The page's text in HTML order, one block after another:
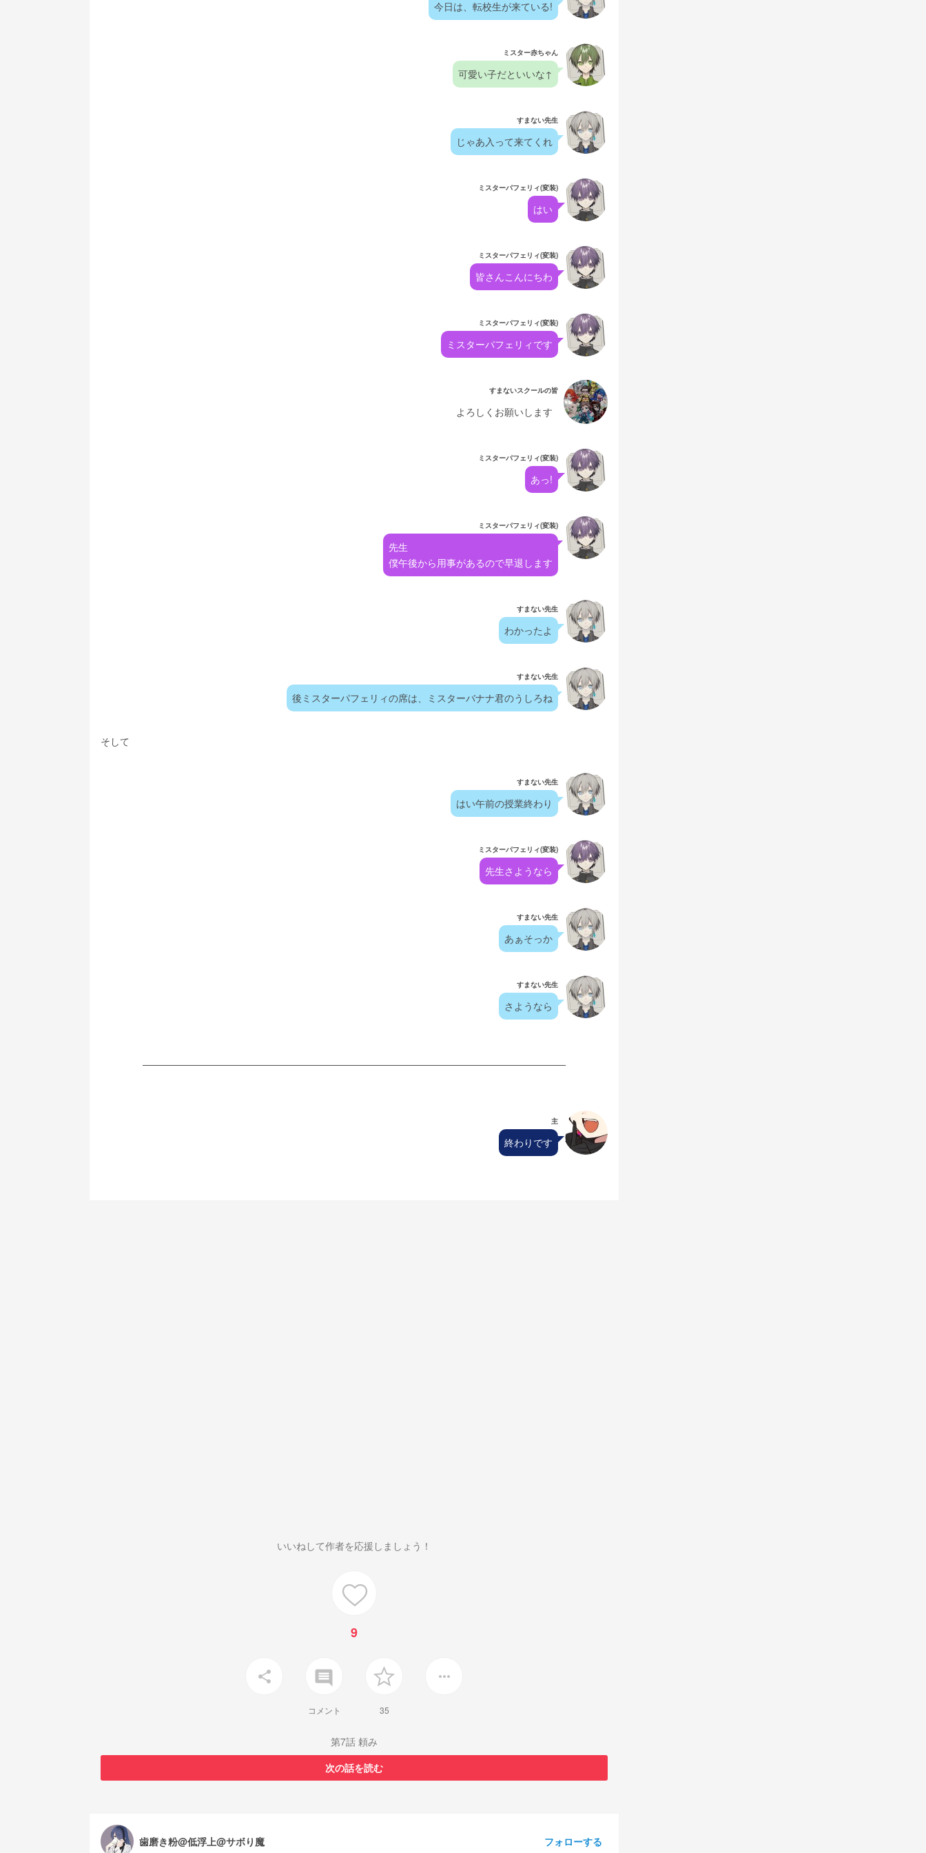
今日は、転校生が来ている!
ミスター赤ちゃん
可愛い子だといいな↑
すまない先生
じゃあ入って来てくれ
ミスターパフェリィ(変装)
はい
ミスターパフェリィ(変装)
皆さんこんにちわ
ミスターパフェリィ(変装)
ミスターパフェリィです
すまないスクールの皆
よろしくお願いします
ミスターパフェリィ(変装)
あっ!
ミスターパフェリィ(変装)
先生
僕午後から用事があるので早退します
すまない先生
わかったよ
すまない先生
後ミスターパフェリィの席は、ミスターバナナ君のうしろね
そして
すまない先生
はい午前の授業終わり
ミスターパフェリィ(変装)
先生さようなら
すまない先生
あぁそっか
すまない先生
さようなら
主
終わりです
いいねして作者を応援しましょう！
9
share insert_comment
コメント 35
more_horiz
第7話 頼み
次の話を読む
歯磨き粉@低浮上@サボり魔 フォローする